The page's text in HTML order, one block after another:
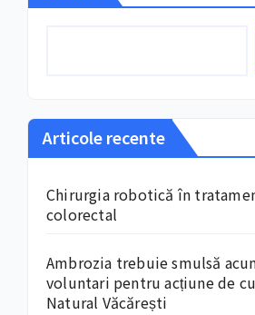
Articole recente
Chirurgia robotică în
colorectal
Ambrozia trebuie smulsă
voluntari pentru acțiune de
Natural Văcărești